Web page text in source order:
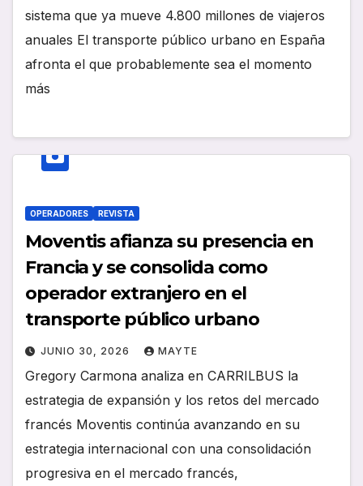
sistema que ya mueve 4.800 millones de viajeros
anuales El transporte público urbano en España
afronta el que probablemente sea el momento
más
OPERADORES REVISTA
Moventis afianza su presencia en
Francia y se consolida como
operador extranjero en el
transporte público urbano
JUNIO 30, 2026 MAYTE
Gregory Carmona analiza en CARRILBUS la
estrategia de expansión y los retos del mercado
francés Moventis continúa avanzando en su
estrategia internacional con una consolidación
progresiva en el mercado francés,